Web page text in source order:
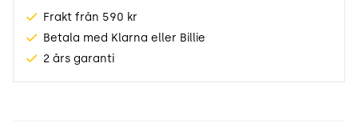
Frakt från 590 kr
Betala med Klarna eller Billie
2 års garanti